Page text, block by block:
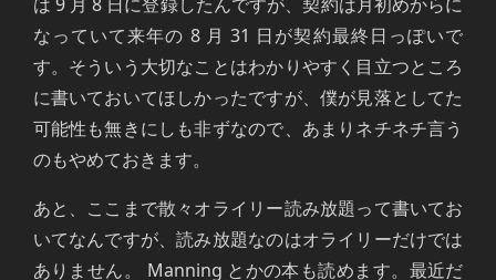
なっていて来年の 8 月 31 日が契約最終日っぽいで
す。そういう大切なことはわかりやすく目立つところ
に書いておいてほしかったですが、僕が見落としてた
可能性も無きにしも非ずなので、あまりネチネチ言う
のもやめておきます。
あと、ここまで散々オライリー読み放題って書いてお
いてなんですが、読み放題なのはオライリーだけでは
ありません。 Manning とかの本も読めます。最近だ